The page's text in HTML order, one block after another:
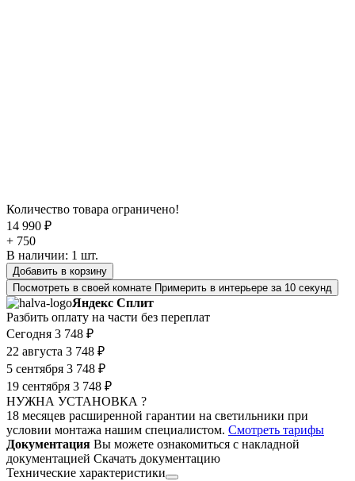
Количество товара ограничено!
14 990 ₽
+ 750
В наличии: 1 шт.
Добавить в корзину
Посмотреть в своей комнате Примерить в интерьере за 10 секунд
Яндекс Сплит
Разбить оплату на части без переплат
Сегодня 3 748 ₽
22 августа 3 748 ₽
5 сентября 3 748 ₽
19 сентября 3 748 ₽
НУЖНА УСТАНОВКА ?
18 месяцев расширенной гарантии на светильники при
условии монтажа нашим специалистом. Смотреть тарифы
Документация Вы можете ознакомиться с накладной
документацией Скачать документацию
Технические характеристики